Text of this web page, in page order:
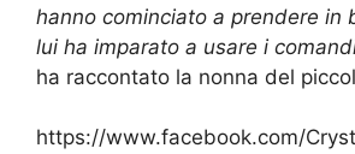
hanno cominciato a prendere in
lui ha imparato a usare i
ha raccontato la nonna del
https://www.facebook.com/